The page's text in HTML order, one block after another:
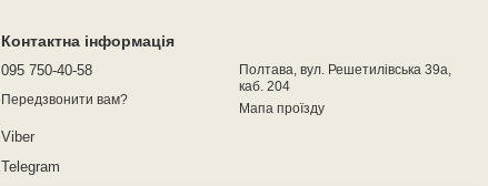
Контактна інформація
095 750-40-58
Передзвонити вам?
Viber
Telegram
Полтава, вул. Решетилівська 39а,
каб. 204
Мапа проїзду